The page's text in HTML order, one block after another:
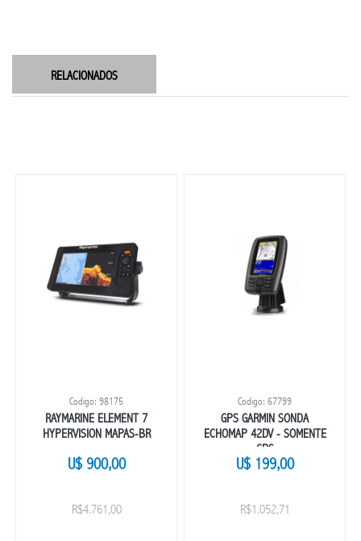
RELACIONADOS
Codigo: 98175
RAYMARINE ELEMENT 7
HYPERVISION MAPAS-BR
U$ 900,00
R$4.761,00
Codigo: 67799
GPS GARMIN SONDA
ECHOMAP 42DV - SOMENTE
GPS
U$ 199,00
R$1.052,71